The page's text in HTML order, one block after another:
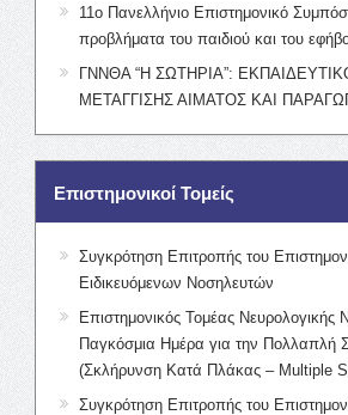
11ο Πανελλήνιο Επιστημονικό
προβλήματα του παιδιού και του
ΓΝΝΘΑ “Η ΣΩΤΗΡΙΑ”:
ΜΕΤΑΓΓΙΣΗΣ ΑΙΜΑΤΟΣ ΚΑΙ
Επιστημονικοί Τομείς
Συγκρότηση Επιτροπής του
Ειδικευόμενων Νοσηλευτών
Επιστημονικός Τομέας Νευρολογικής
Παγκόσμια Ημέρα για την Πολλαπλή
(Σκλήρυνση Κατά Πλάκας – Multiple
Συγκρότηση Επιτροπής του